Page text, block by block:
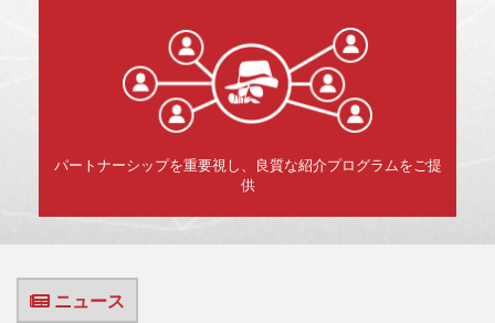
パートナーシップを重要視し、良質な紹介プログラムをご提
供
ニュース